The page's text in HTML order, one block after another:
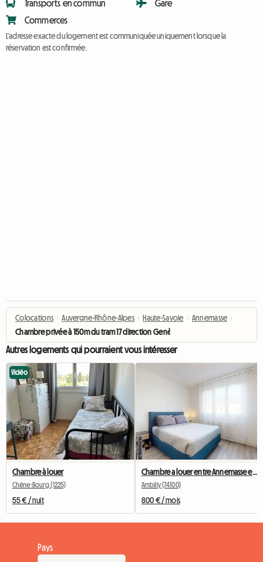
Transports en commun
Commerces
Gare
L'adresse exacte du logement est communiquée uniquement lorsque la
réservation est confirmée.
Colocations › Auvergne-Rhône-Alpes › Haute-Savoie › Annemasse ›
Chambre privée à 150m du tram 17 direction Genève Centre
Autres logements qui pourraient vous intéresser
Vidéo
Chambre à louer
Chêne-Bourg (1225)
55 € / nuit
Chambre a louer entre Annemasse et Genève
Ambilly (74100)
800 € / mois
Pays